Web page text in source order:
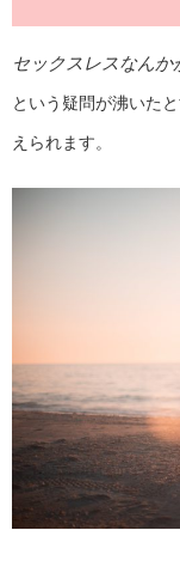
セックスレスなん
という疑問が沸いた
えられます。